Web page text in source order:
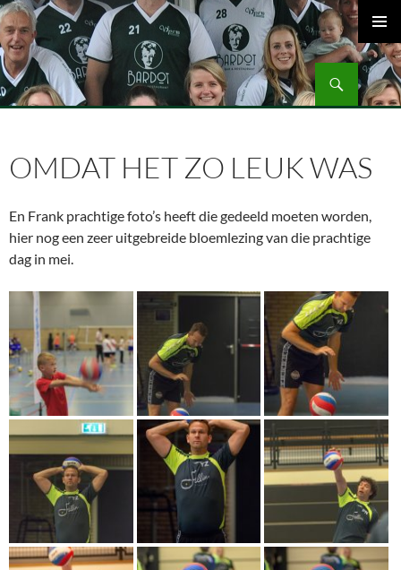
Ga
naar
de
inhoud
Volleybalvereniging Vips Bardot
Zoeken
MENU
OMDAT HET ZO LEUK WAS
En Frank prachtige foto’s heeft die gedeeld moeten worden,
hier nog een zeer uitgebreide bloemlezing van die prachtige
dag in mei.